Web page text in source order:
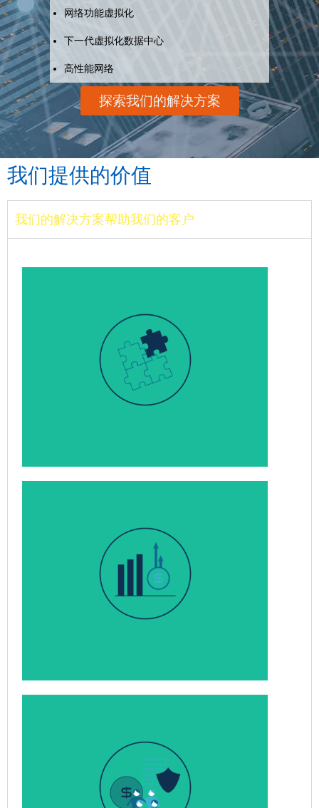
网络功能虚拟化
下一代虚拟化数据中心
高性能网络
探索我们的解决方案
我们提供的价值
我们的解决方案帮助我们的客户
留住现有客户，赢得新客户
管理成本和提高投资回报率ROI
保护数据和股东价值